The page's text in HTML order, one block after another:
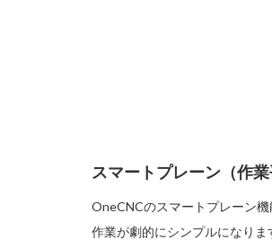
スマートプレーン（作業
OneCNCのスマートプレーン
作業が劇的にシンプルになりま